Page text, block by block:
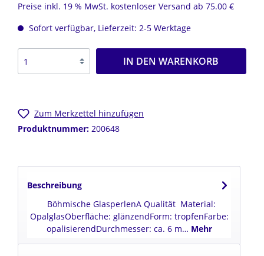
Preise inkl. 19 % MwSt. kostenloser Versand ab 75.00 €
Sofort verfügbar, Lieferzeit: 2-5 Werktage
IN DEN WARENKORB
Zum Merkzettel hinzufügen
Produktnummer: 200648
Beschreibung
Böhmische GlasperlenA Qualität Material:
OpalglasOberfläche: glänzendForm: tropfenFarbe:
opalisierendDurchmesser: ca. 6 m… Mehr